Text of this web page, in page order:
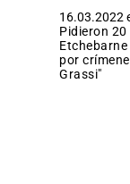
16.03.2022
Pidieron
por
Grassi"